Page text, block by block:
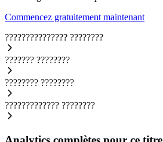
Commencez gratuitement maintenant
??????????????? ????????
??????? ????????
???????? ????????
????????????? ????????